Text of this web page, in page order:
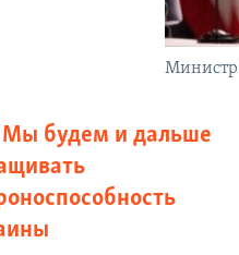
Министр
Мы будем и дальше